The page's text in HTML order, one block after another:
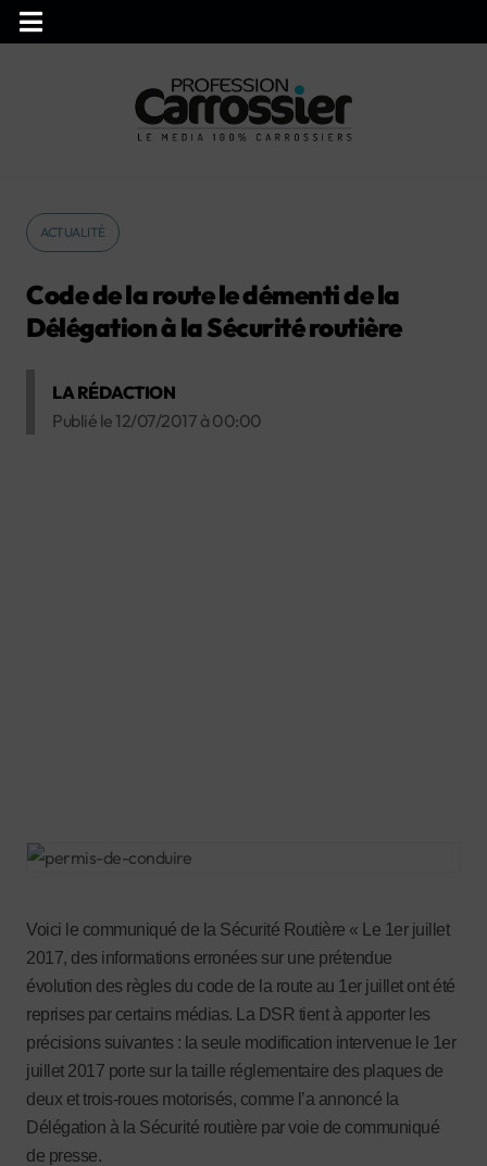
ACTUALITÉ
Code de la route le démenti de la
Délégation à la Sécurité routière
LA RÉDACTION
Publié le 12/07/2017 à 00:00
Voici le communiqué de la Sécurité Routière « Le 1er juillet
2017, des informations erronées sur une prétendue
évolution des règles du code de la route au 1er juillet ont été
reprises par certains médias. La DSR tient à apporter les
précisions suivantes : la seule modification intervenue le 1er
juillet 2017 porte sur la taille réglementaire des plaques de
deux et trois-roues motorisés, comme l’a annoncé la
Délégation à la Sécurité routière par voie de communiqué
de presse.